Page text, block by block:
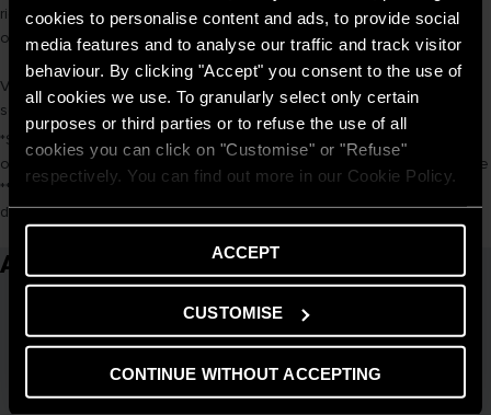
cookies to personalise content and ads, to provide social
media features and to analyse our traffic and track visitor
behaviour. By clicking "Accept" you consent to the use of
all cookies we use. To granularly select only certain
purposes or third parties or to refuse the use of all
cookies you can click on "Customise" or "Refuse"
respectively. You can find out more in our Cookie Policy.
ACCEPT
CUSTOMISE
CONTINUE WITHOUT ACCEPTING
ricevuta sotto forma di credito di imposta per pagare meno tasse,
oppure potrà cederla a sua volta ad intermediari autorizzati.
Vuoi saperne di più sulle detrazioni e sulla possibilità di ottenere uno
sconto immediato in fattura? clicca qui
per ulteriori approfondimenti.
*Spettante solo per i lavori condominiali o per gli interventi edili
ordinari facenti parte di un intervento più vasto di ristrutturazione edile
** Decreto Legge 19 maggio 2020, n. 34 convertito con modificazioni
dalla L. 17 luglio 2020, n. 77
Articoli correlati